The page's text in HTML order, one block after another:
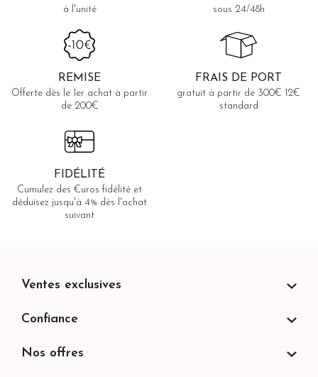
à l'unité sous 24/48h
REMISE
Offerte dès le 1er achat à partir
de 200€
FRAIS DE PORT
gratuit à partir de 300€ 12€
standard
FIDÉLITÉ
Cumulez des €uros fidélité et
déduisez jusqu'à 4% dès l'achat
suivant
Ventes exclusives
Confiance
Nos offres